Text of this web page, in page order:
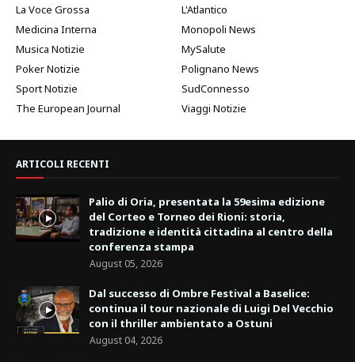
La Voce Grossa
L'Atlantico
Medicina Interna
Monopoli News
Musica Notizie
MySalute
Poker Notizie
Polignano News
Sport Notizie
SudConnesso
The European Journal
Viaggi Notizie
ARTICOLI RECENTI
Palio di Oria, presentata la 59esima edizione
del Corteo e Torneo dei Rioni: storia,
tradizione e identità cittadina al centro della
conferenza stampa
August 05, 2026
Dal successo di Ombre Festival a Baselice:
continua il tour nazionale di Luigi Del Vecchio
con il thriller ambientato a Ostuni
August 04, 2026